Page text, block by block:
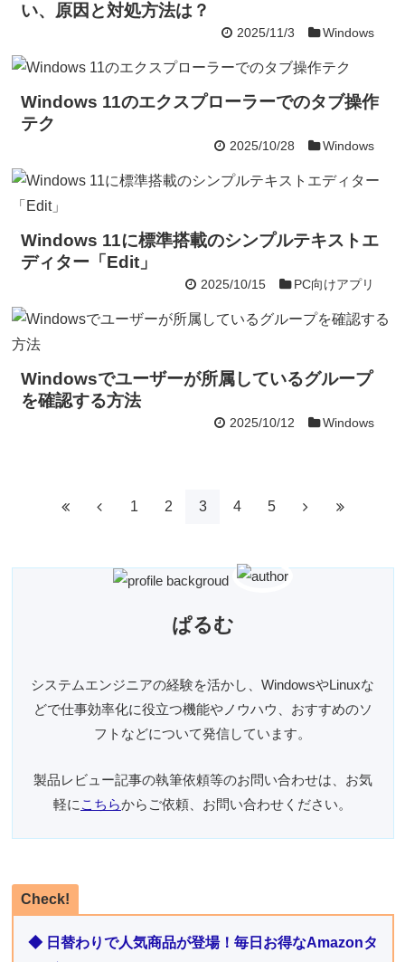
い、原因と対処方法は？
2025/11/3 Windows
Windows 11のエクスプローラーでのタブ操作
テク
2025/10/28 Windows
Windows 11に標準搭載のシンプルテキストエ
ディター「Edit」
2025/10/15 PC向けアプリ
Windowsでユーザーが所属しているグループ
を確認する方法
2025/10/12 Windows
1 2 3 4 5
ぱるむ
システムエンジニアの経験を活かし、WindowsやLinuxな
どで仕事効率化に役立つ機能やノウハウ、おすすめのソ
フトなどについて発信しています。
製品レビュー記事の執筆依頼等のお問い合わせは、お気
軽に こちらからご依頼、お問い合わせください。
Check!
◆ 日替わりで人気商品が登場！毎日お得なAmazonタ